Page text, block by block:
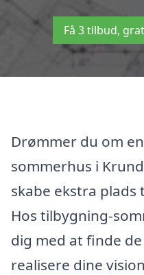
Få 3 tilbud,
Drømmer du om
sommerhus i
skabe ekstra plads
Hos tilbygning-
dig med at finde
realisere dine